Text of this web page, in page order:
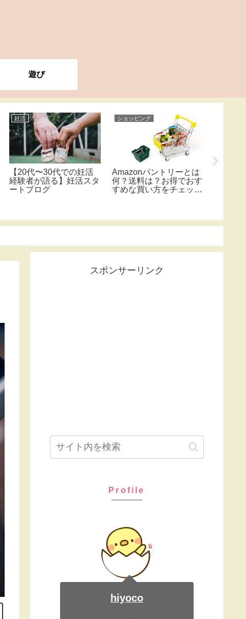
遊び
妊活
【20代〜30代での妊活
経験者が語る】妊活スタ
ートブログ
ショッピング
Amazonパントリーとは
何？送料は？お得でおす
すめな買い方をチェッ
スポンサーリンク
Profile
hiyoco